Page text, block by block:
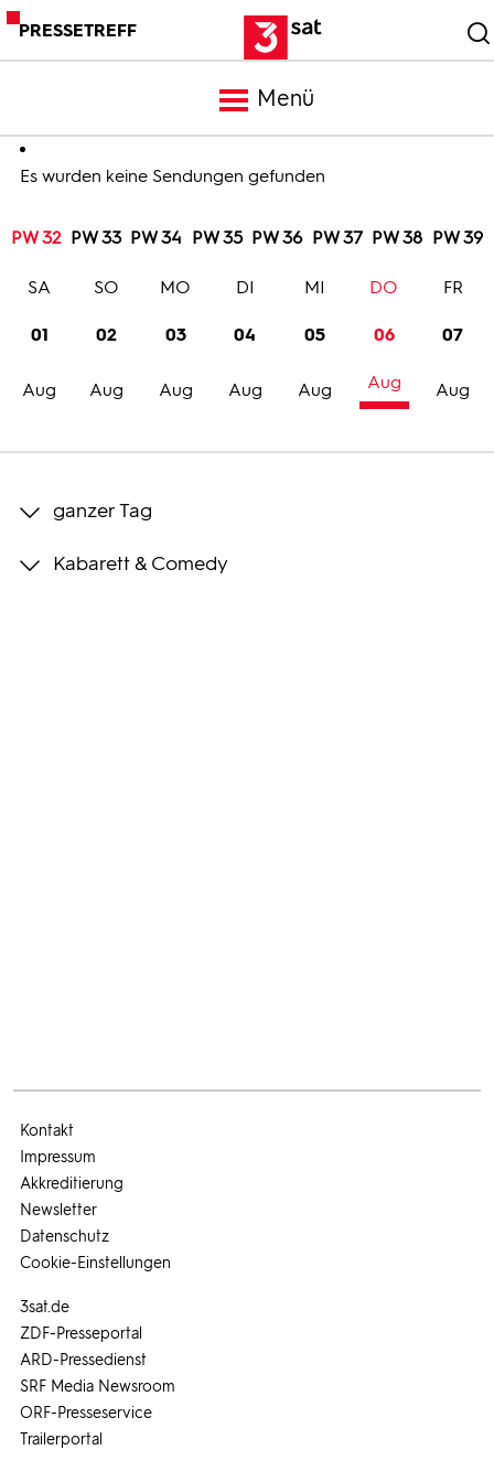
PRESSETREFF
Menü
Meldungen
Programm
Trailer
Bilder
Es wurden keine Sendungen gefunden
PW 32 PW 33 PW 34 PW 35 PW 36 PW 37 PW 38 PW 39
01
Aug
SA
02
Aug
SO
03
Aug
MO
04
Aug
DI
05
Aug
MI
06
Aug
DO
07
Aug
FR
ganzer Tag
Kabarett & Comedy
3sat.de
ZDF-Presseportal
ARD-Pressedienst
SRF Media Newsroom
ORF-Presseservice
Trailerportal
Kontakt
Impressum
Akkreditierung
Newsletter
Datenschutz
Cookie-Einstellungen